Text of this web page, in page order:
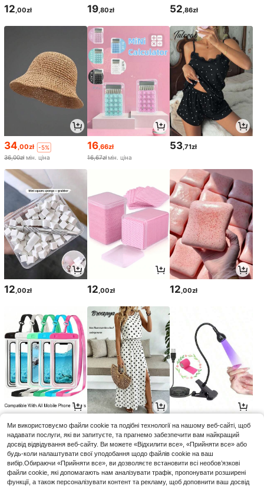
12,00zł 19,80zł 52,86zł
34,00zł
-5%
36,00zł мін. ціна
16,66zł
16,67złмін. ціна
53,71zł
12 ,00zł 12 ,00zł 12 ,00zł
13,00zł 29,12zł 14,85zł
Ми використовуємо файли cookie та подібні технології на нашому веб-сайті, щоб
надавати послуги, які ви запитуєте, та прагнемо забезпечити вам найкращий
досвід відвідування веб-сайту. Ви можете «Відхилити все», «Прийняти все» або
будь-коли налаштувати свої уподобання щодо файлів cookie на ваш
вибір.Обираючи «Прийняти все», ви дозволяєте встановити всі необов’язкові
файли cookie, які допомагають нам аналізувати трафік, пропонувати розширені
функції, а також персоналізувати контент та рекламу, щоб доповнити ваш досвід